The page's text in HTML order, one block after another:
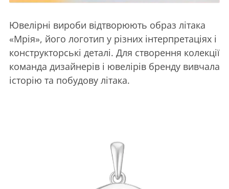
Ювелірні вироби відтворюють образ літака
«Мрія», його логотип у різних інтерпретаціях і
конструкторські деталі. Для створення колекції
команда дизайнерів і ювелірів бренду вивчала
історію та побудову літака.